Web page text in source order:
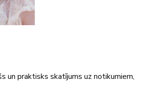
un praktisks skatījums uz notikumiem,